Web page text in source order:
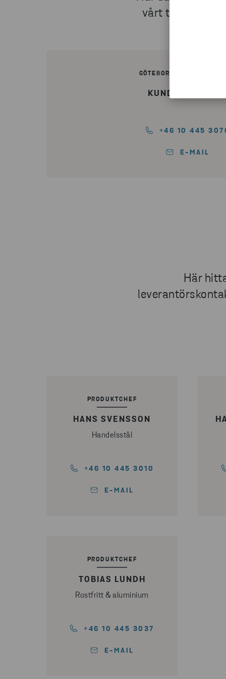
vårt team för
GÖTEBORG
KUNDRESKONTRA
+46 10 445
E-MAIL
Här
PRODUKTCHEF
HANS SVENSSON
Handelsstål
+46 10 445 3010
E-MAIL
PRODUKTCHEF
TOBIAS LUNDH
Rostfritt & aluminium
+46 10 445 3037
E-MAIL